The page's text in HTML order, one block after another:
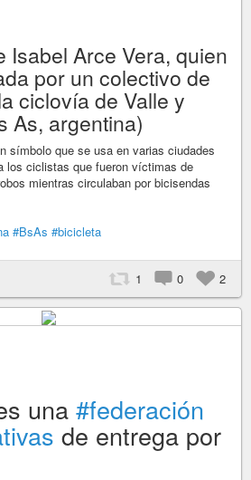
Isabel Arce Vera, quien
por un colectivo de
ciclovía de Valle y
As, argentina)
símbolo que se usa en varias ciudades
los ciclistas que fueron víctimas de
mientras circulaban por bicisendas
#BsAs #bicicleta
1 0 2
una #federación
de entrega por